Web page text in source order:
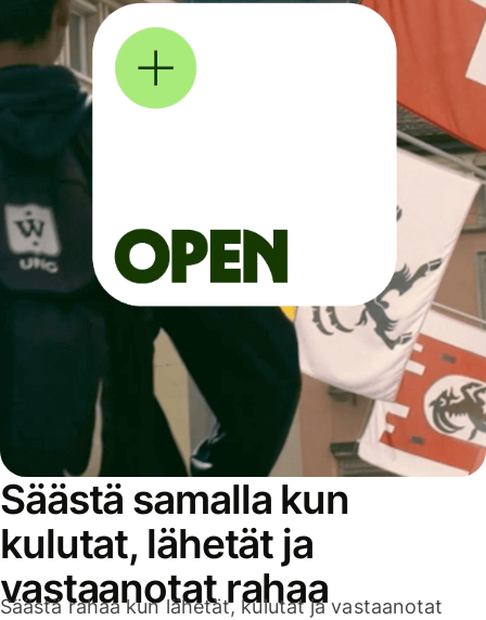
Säästä samalla kun
kulutat, lähetät ja
vastaanotat rahaa
Säästä rahaa kun lähetät, kulutat ja vastaanotat